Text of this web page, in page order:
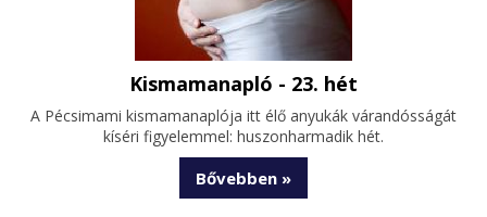
Kismamanapló - 23. hét
A Pécsimami kismamanaplója itt élő anyukák várandósságát
kíséri figyelemmel: huszonharmadik hét.
Bővebben »